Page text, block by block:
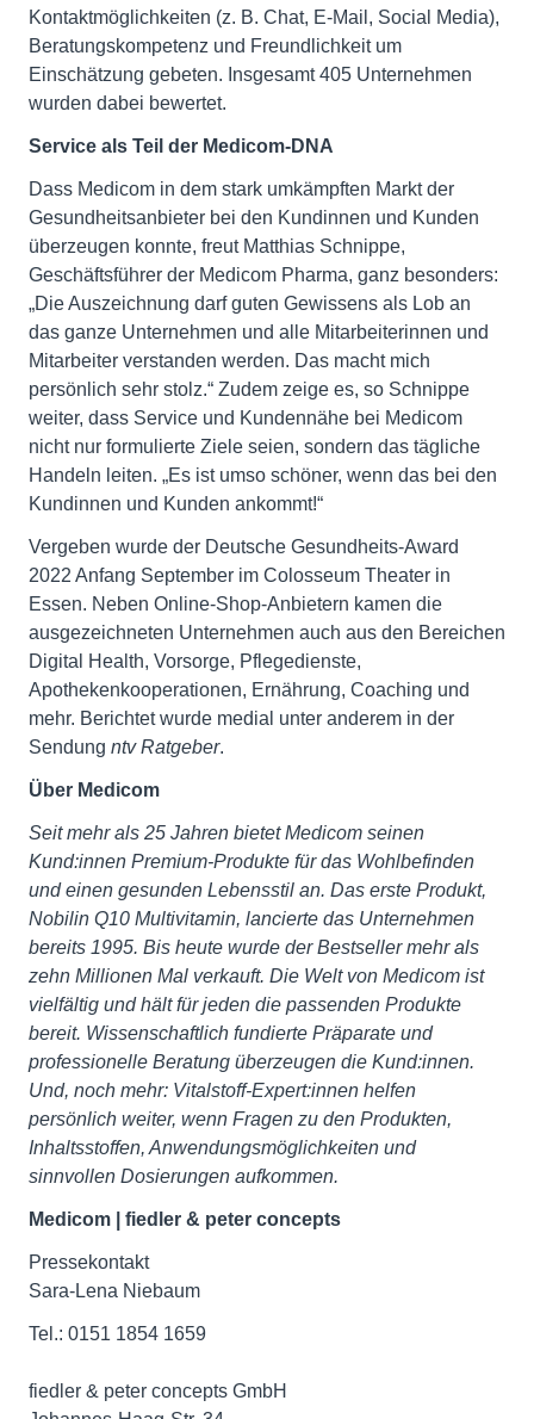
Kontaktmöglichkeiten (z. B. Chat, E-Mail, Social Media),
Beratungskompetenz und Freundlichkeit um
Einschätzung gebeten. Insgesamt 405 Unternehmen
wurden dabei bewertet.
Service als Teil der Medicom-DNA
Dass Medicom in dem stark umkämpften Markt der
Gesundheitsanbieter bei den Kundinnen und Kunden
überzeugen konnte, freut Matthias Schnippe,
Geschäftsführer der Medicom Pharma, ganz besonders:
„Die Auszeichnung darf guten Gewissens als Lob an
das ganze Unternehmen und alle Mitarbeiterinnen und
Mitarbeiter verstanden werden. Das macht mich
persönlich sehr stolz.“ Zudem zeige es, so Schnippe
weiter, dass Service und Kundennähe bei Medicom
nicht nur formulierte Ziele seien, sondern das tägliche
Handeln leiten. „Es ist umso schöner, wenn das bei den
Kundinnen und Kunden ankommt!“
Vergeben wurde der Deutsche Gesundheits-Award
2022 Anfang September im Colosseum Theater in
Essen. Neben Online-Shop-Anbietern kamen die
ausgezeichneten Unternehmen auch aus den Bereichen
Digital Health, Vorsorge, Pflegedienste,
Apothekenkooperationen, Ernährung, Coaching und
mehr. Berichtet wurde medial unter anderem in der
Sendung ntv Ratgeber.
Über Medicom
Seit mehr als 25 Jahren bietet Medicom seinen
Kund:innen Premium-Produkte für das Wohlbefinden
und einen gesunden Lebensstil an. Das erste Produkt,
Nobilin Q10 Multivitamin, lancierte das Unternehmen
bereits 1995. Bis heute wurde der Bestseller mehr als
zehn Millionen Mal verkauft. Die Welt von Medicom ist
vielfältig und hält für jeden die passenden Produkte
bereit. Wissenschaftlich fundierte Präparate und
professionelle Beratung überzeugen die Kund:innen.
Und, noch mehr: Vitalstoff-Expert:innen helfen
persönlich weiter, wenn Fragen zu den Produkten,
Inhaltsstoffen, Anwendungsmöglichkeiten und
sinnvollen Dosierungen aufkommen.
Medicom | fiedler & peter concepts
Pressekontakt
Sara-Lena Niebaum
Tel.: 0151 1854 1659
fiedler & peter concepts GmbH